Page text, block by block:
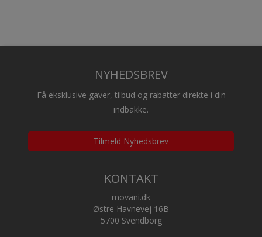
NYHEDSBREV
Få eksklusive gaver, tilbud og rabatter direkte i din
indbakke.
Tilmeld Nyhedsbrev
KONTAKT
movani.dk
Østre Havnevej 16B
5700 Svendborg